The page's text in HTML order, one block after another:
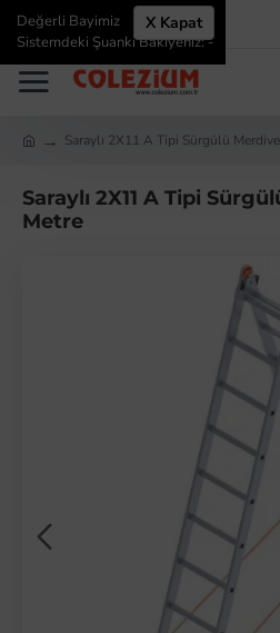
ÜYE GIRIŞI ÜYE OL
X Kapat
Değerli Bayimiz
Sistemdeki Şuanki Bakiyeniz: -
Saraylı 2X11 A Tipi Sürgülü
Saraylı 2X11 A Tipi
Metre